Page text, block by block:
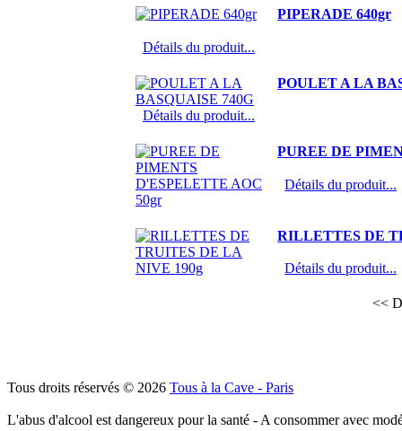
PIPERADE 640gr
Détails du produit...
POULET A LA
Détails du produit...
PUREE DE
Détails du produit...
RILLETTES DE
Détails du produit...
<<
Tous droits réservés © 2026 Tous à la Cave - Paris
L'abus d'alcool est dangereux pour la santé - A consommer avec